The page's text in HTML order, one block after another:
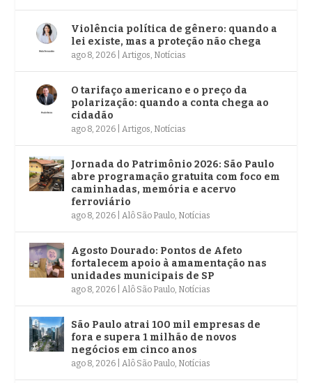
Violência política de gênero: quando a
lei existe, mas a proteção não chega
ago 8, 2026 |Artigos, Notícias
O tarifaço americano e o preço da
polarização: quando a conta chega ao
cidadão
ago 8, 2026 |Artigos, Notícias
Jornada do Patrimônio 2026: São Paulo
abre programação gratuita com foco em
caminhadas, memória e acervo
ferroviário
ago 8, 2026 |Alô São Paulo, Notícias
Agosto Dourado: Pontos de Afeto
fortalecem apoio à amamentação nas
unidades municipais de SP
ago 8, 2026 |Alô São Paulo, Notícias
São Paulo atrai 100 mil empresas de
fora e supera 1 milhão de novos
negócios em cinco anos
ago 8, 2026 |Alô São Paulo, Notícias